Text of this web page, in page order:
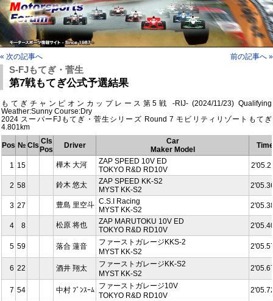
« 次の記事へ 前の記事へ »
S-FJもてぎ・菅生
第7戦もてぎ公式予選結果
もてぎチャンピオンカップレース第5戦 -RIJ- (2024/11/23) Qualifying
Weather:Sunny Course:Dry
2024 スーパーFJもてぎ・菅生シリーズ Round 7 モビリティリゾートもてぎ
4.801km
Pos № Cls Cls
Pos
Driver
Car
Maker Model
Time
1 15 樺木 大河
ZAP SPEED 10V ED
TOKYO R&D RD10V
2 58 鈴木 悠太
ZAP SPEED KK-S2
MYST KK-S2
3 27 豊島 里空斗 C.S.I Racing
MYST KK-S2
4 8 松原 将也
ZAP MARUTOKU 10V ED
TOKYO R&D RD10V
5 59 落合 蓮音
ファーストガレージKKS-2
MYST KK-S2
6 22 酒井 翔太
ファーストガレージKK-S2
MYST KK-S2
7 54 中村 ﾌﾞﾝｽｰﾑ ファーストガレージ10V
TOKYO R&D RD10V